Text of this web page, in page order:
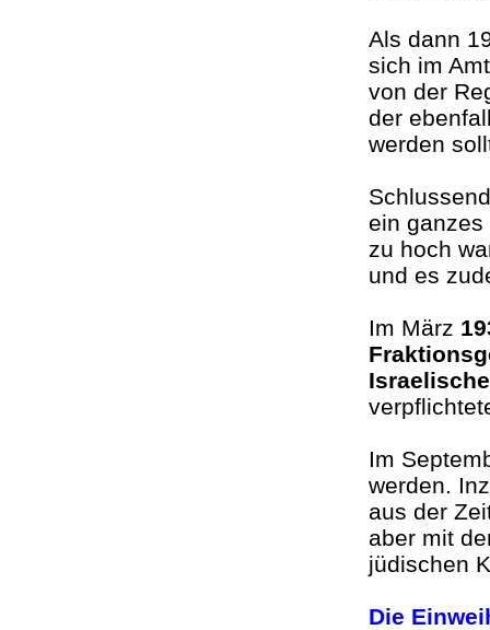
Als dann
sich im
von der
der
werden
ein
zu hoch
und es
Im März
Im
werden.
aus der
aber mit
jüdischen
Die